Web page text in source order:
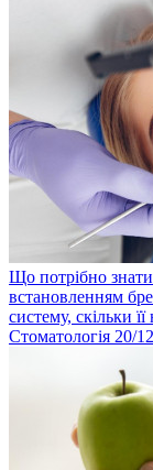
Що потрібно
встановленням
систему, скільки
Стоматологія 20/12